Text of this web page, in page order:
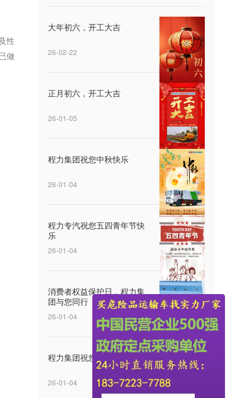
性
做
大年初六，开工大吉
26-02-22
正月初六，开工大吉
26-01-05
程力集团祝您中秋快乐
26-01-04
程力专汽祝您五四青年节快
乐
26-01-04
消费者权益保护日，程力集
团与您同行
26-01-04
程力集团祝您元宵节快乐
26-01-04